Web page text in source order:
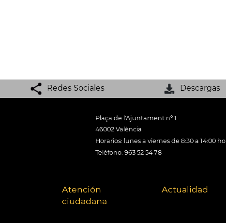
Redes Sociales Descargas
Plaça de l'Ajuntament nº 1
46002 València
Horarios: lunes a viernes de 8:30 a 14:00
Teléfono: 963 52 54 78
Atención
ciudadana
Actualidad